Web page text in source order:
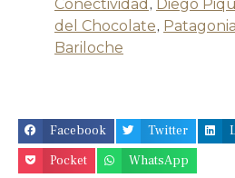
Conectividad , Diego
del Chocolate, Patagonia
Bariloche
Facebook Twitter
Pocket
WhatsApp